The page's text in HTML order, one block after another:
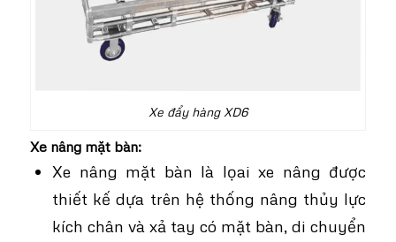
Xe đẩy hàng XD6
Xe nâng mặt bàn:
Xe nâng mặt bàn là lọai xe nâng được
thiết kế dựa trên hệ thống nâng thủy lực
kích chân và xả tay có mặt bàn, di chuyển